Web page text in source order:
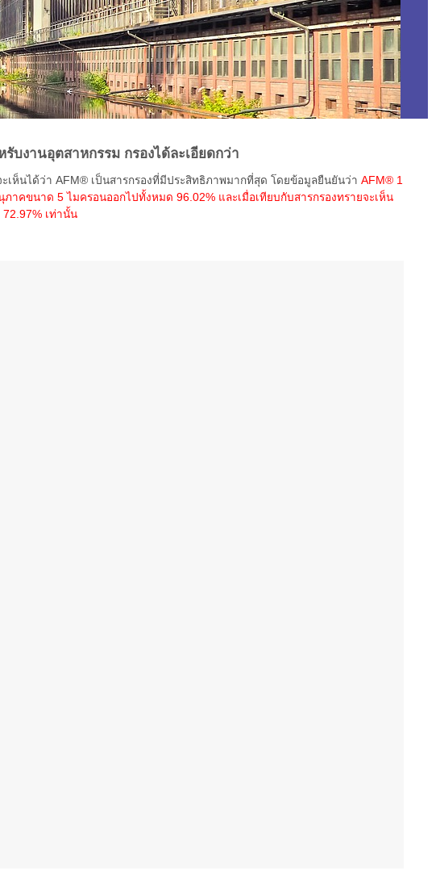
รับงานอุตสาหกรรม กรองได้ละเอียดกว่า
เห็นได้ว่า AFM® เป็นสารกรองที่มีประสิทธิภาพมากที่สุด โดยข้อมูลยืนยันว่า AFM® 1
ภาคขนาด 5 ไมครอนออกไปทั้งหมด 96.02% และเมื่อเทียบกับสารกรองทรายจะเห็น
72.97% เท่านั้น